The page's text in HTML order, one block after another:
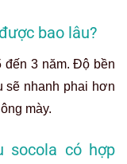
bao lâu?
đến 3 năm. Độ bền
sẽ nhanh phai hơn
mày.
socola có hợp